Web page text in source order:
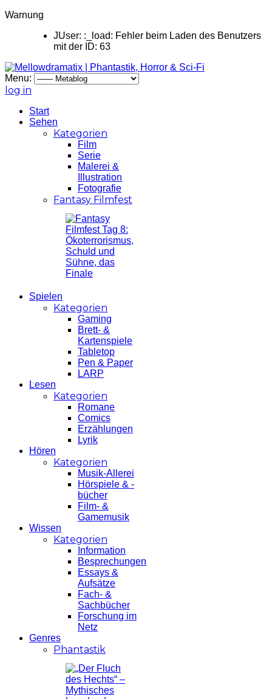
Warnung
JUser: :_load: Fehler beim Laden des Benutzers
mit der ID: 63
Menu:
log in
Start
Sehen
Kategorien
Film
Serie
Malerei &
Illustration
Fotografie
Fantasy Filmfest
Spielen
Kategorien
Gaming
Brett- &
Kartenspiele
Tabletop
Pen & Paper
LARP
Lesen
Kategorien
Romane
Comics
Erzählungen
Lyrik
Hören
Kategorien
Musik-Allerei
Hörspiele & -
bücher
Film- &
Gamemusik
Wissen
Kategorien
Information
Besprechungen
Essays &
Aufsätze
Fach- &
Sachbücher
Forschung im
Netz
Genres
Phantastik